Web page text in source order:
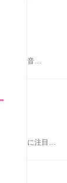
音…
に注目…